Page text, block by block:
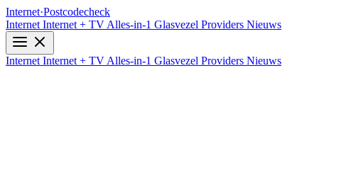
Internet·Postcodecheck
Internet Internet + TV Alles-in-1 Glasvezel Providers Nieuws
Internet Internet + TV Alles-in-1 Glasvezel Providers Nieuws